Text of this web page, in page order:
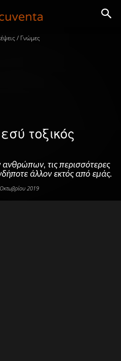
/ Γνώμες
τοξικός
τις περισσότερες
άλλον εκτός από εμάς.
2019